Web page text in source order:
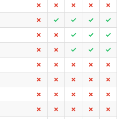
✗ ✗ ✗ ✗
✗
✗ ✓ ✓ ✓
✓
✗ ✗ ✓ ✓
✓
✗ ✗ ✓ ✓
✓
✗ ✗ ✗ ✗
✗
✗ ✗ ✗ ✗
✗
✗ ✗ ✗ ✗
✗
✗ ✗ ✗ ✗
✗